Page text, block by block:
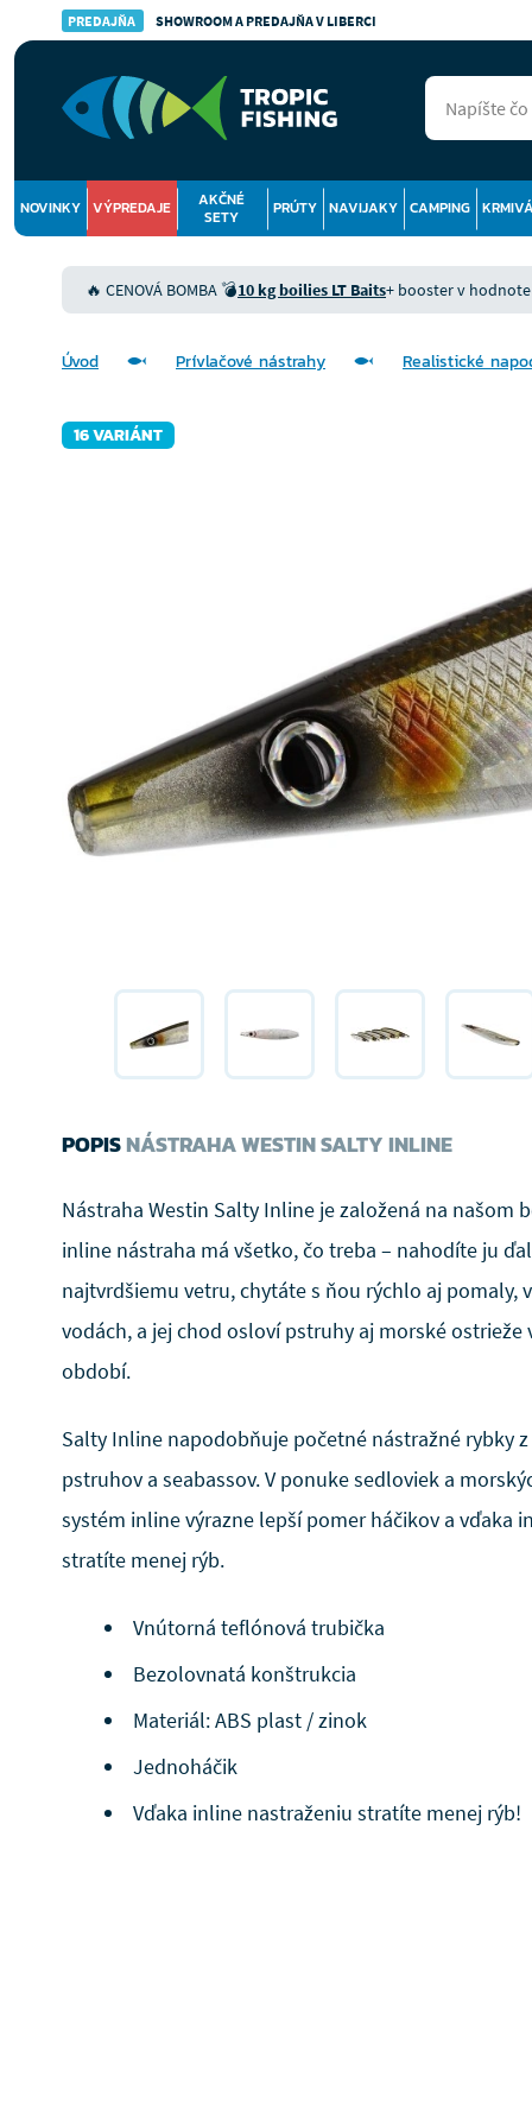
PREDAJŇA SHOWROOM A PREDAJŇA V LIBERCI
NOVINKY VÝPREDAJE
AKČNÉ
SETY
PRÚTY NAVIJAKY CAMPING KRMIVÁ
🔥 CENOVÁ BOMBA 💣10 kg boilies LT Baits+ booster v hodnote
Úvod Prívlačové nástrahy Realistické
16 VARIÁNT
POPISNÁSTRAHA WESTIN SALTY INLINE
Nástraha Westin Salty Inline je založená na našom
inline nástraha má všetko, čo treba – nahodíte ju
najtvrdšiemu vetru, chytáte s ňou rýchlo aj pomaly,
vodách, a jej chod osloví pstruhy aj morské ostrieže
období.
Salty Inline napodobňuje početné nástražné rybky
pstruhov a seabassov. V ponuke sedloviek a
systém inline výrazne lepší pomer háčikov a vďaka
stratíte menej rýb.
Vnútorná teflónová trubička
Bezolovnatá konštrukcia
Materiál: ABS plast / zinok
Jednoháčik
Vďaka inline nastraženiu stratíte menej rýb!